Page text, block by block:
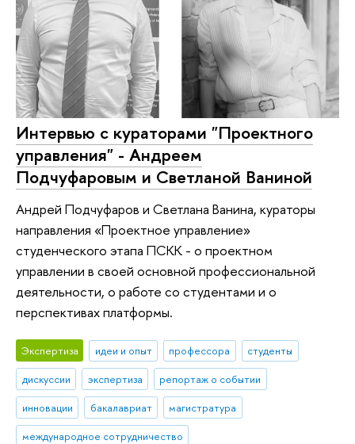
Интервью с кураторами "Проектного
управления" - Андреем
Подчуфаровым и Светланой Ваниной
Андрей Подчуфаров и Светлана Ванина, кураторы
направления «Проектное управление»
студенческого этапа ПСКК - о проектном
управлении в своей основной профессиональной
деятельности, о работе со студентами и о
перспективах платформы.
Экспертиза идеи и опыт профессора
студенты
дискуссии
экспертиза
репортаж о событии
инновации
бакалавриат
магистратура
международное сотрудничество